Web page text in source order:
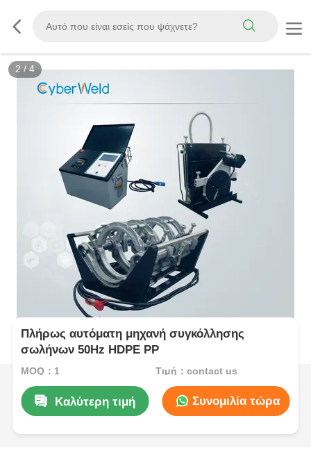
2 / 4
Πλήρως αυτόματη μηχανή συγκόλλησης
σωλήνων 50Hz HDPE PP
MOQ：1 Τιμή：contact us
Καλύτερη τιμή Συνομιλία τώρα